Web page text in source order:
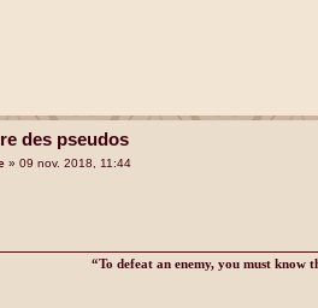
des pseudos
»09 nov. 2018, 11:44
“To defeat an enemy, you must